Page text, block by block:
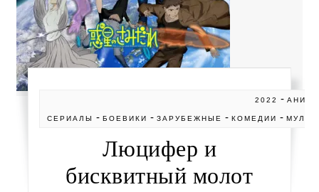
2022 -
СЕРИАЛЫ -БОЕВИКИ -ЗАРУБЕЖНЫЕ -КОМЕДИИ -
Люцифер и
бисквитный молот